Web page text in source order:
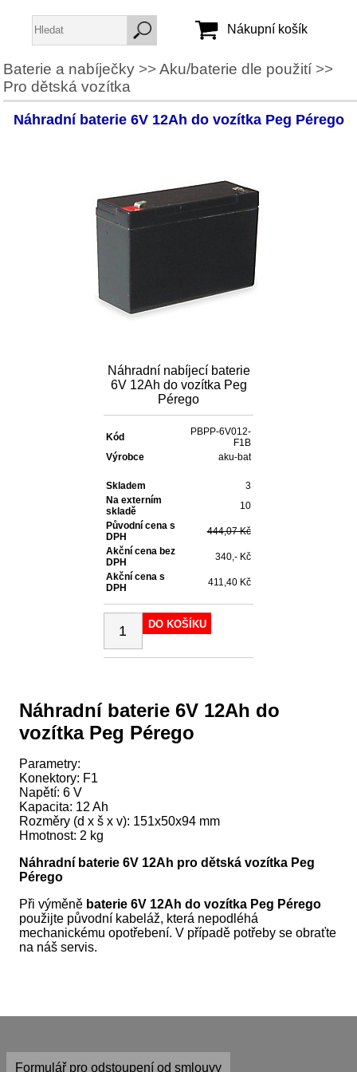
Jméno:
Heslo:
Zapomenuté heslo
Nákupní košík
Baterie a nabíječky>>Aku/baterie dle použití>>
Pro dětská vozítka
Náhradní baterie 6V 12Ah do vozítka Peg Pérego
Náhradní nabíjecí baterie
6V 12Ah do vozítka Peg
Pérego
Kód
PBPP-6V012-
F1B
Výrobce
aku-bat
Skladem
3
Na externím
skladě
10
Původní cena s
DPH
444,07 Kč
Akční cena bez
DPH
340,- Kč
Akční cena s
DPH
411,40 Kč
DO KOŠÍKU
Náhradní baterie6V 12Ah do
vozítka Peg Pérego
Parametry:
Konektory: F1
Napětí: 6 V
Kapacita: 12 Ah
Rozměry (d x š x v): 151x50x94 mm
Hmotnost: 2 kg
Náhradní baterie6V 12Ah pro dětská vozítka Peg
Pérego
Při výměně baterie 6V 12Ah do vozítka Peg Pérego
použijte původní kabeláž, která nepodléhá
mechanickému opotřebení. V případě potřeby se obraťte
na náš servis.
Formulář pro odstoupení od smlouvy